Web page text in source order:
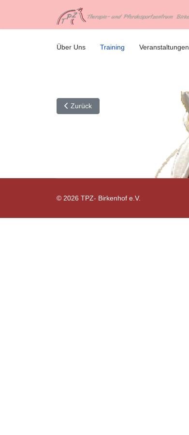
Über Uns Training Veranstaltungen
Vorheriger Beitrag: Veranstaltungen
Zurück
© 2026 TPZ- Birkenhof e.V.